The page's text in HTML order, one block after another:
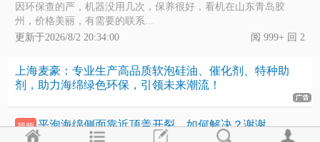
因环保查的严，机器没用几次，保养很好，看机在山东青岛胶
州，价格美丽，有需要的联系...
更新于2026/8/2 20:34:00
阅 999+ 回 2
上海麦豪：专业生产高品质软泡硅油、催化剂、特种助
剂，助力海绵绿色环保，引领未来潮流！
视频 平泡海绵侧面靠近顶盖开裂，如何解决？谢谢